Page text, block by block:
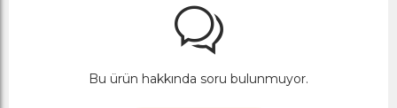
Bu ürün hakkında soru bulunmuyor.